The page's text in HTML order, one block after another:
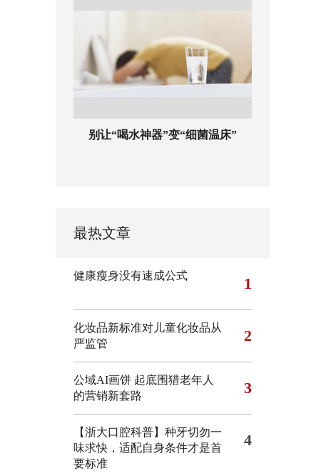
别让“喝水神器”变“细菌温床”
最热文章
健康瘦身没有速成公式 1
化妆品新标准对儿童化妆品从
严监管
2
公域AI画饼 起底围猎老年人
的营销新套路
3
【浙大口腔科普】种牙切勿一
味求快，适配自身条件才是首
要标准
4